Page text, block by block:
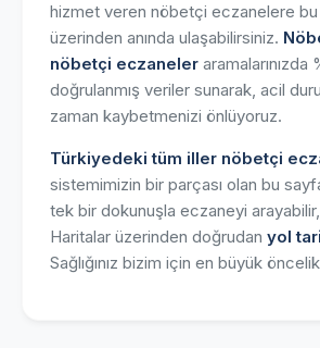
hizmet veren nöbetçi eczanelere
üzerinden anında ulaşabilirsiniz.
nöbetçi eczaneler
doğrulanmış veriler sunarak, acil
zaman kaybetmenizi önlüyoruz.
Türkiyedeki tüm iller nöbetçi
sistemimizin bir parçası olan bu
tek bir dokunuşla eczaneyi
Haritalar üzerinden doğrudan yol
Sağlığınız bizim için en büyük